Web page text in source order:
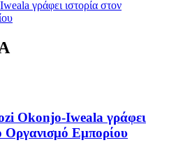
Okonjo-Iweala γράφει
Οργανισμό Εμπορίου